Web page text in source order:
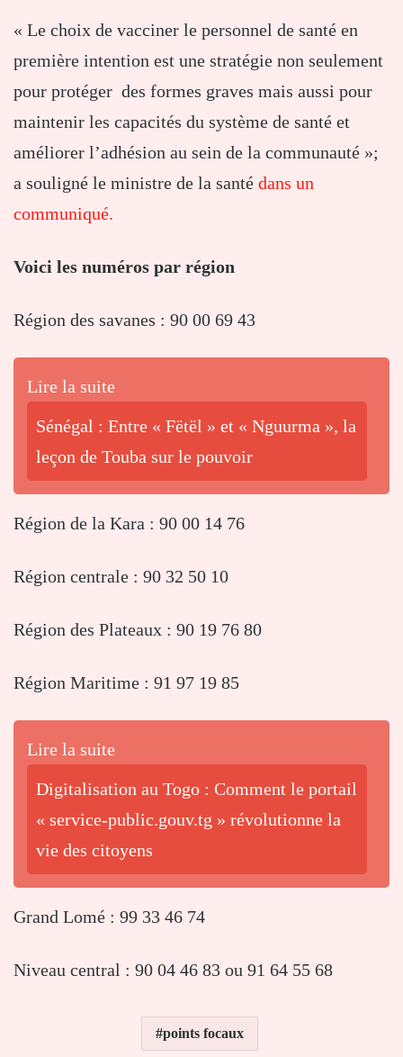
« Le choix de vacciner le personnel de santé en
première intention est une stratégie non seulement
pour protéger des formes graves mais aussi pour
maintenir les capacités du système de santé et
améliorer l’adhésion au sein de la communauté »;
a souligné le ministre de la santé dans un
communiqué.
Voici les numéros par région
Région des savanes : 90 00 69 43
Lire la suite
Sénégal : Entre « Fëtël » et « Nguurma », la
leçon de Touba sur le pouvoir
Région de la Kara : 90 00 14 76
Région centrale : 90 32 50 10
Région des Plateaux : 90 19 76 80
Région Maritime : 91 97 19 85
Lire la suite
Digitalisation au Togo : Comment le portail
« service-public.gouv.tg » révolutionne la
vie des citoyens
Grand Lomé : 99 33 46 74
Niveau central : 90 04 46 83 ou 91 64 55 68
points focaux